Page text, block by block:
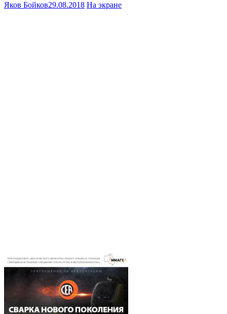
Яков Бойков29.08.2018 На экране